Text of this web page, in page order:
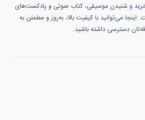
خرید و شنیدن موسیقی، کتاب صوتی و پادکست‌های
می‌توانید با کیفیت بالا، به‌روز و مطمئن به
دسترسی داشته باشید.